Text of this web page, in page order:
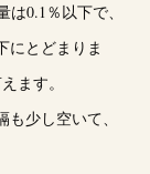
0.1％以下で、
にとどまりま
ます。
少し空いて、